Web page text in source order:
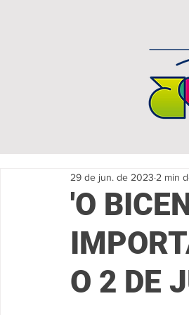
'O
O 2 DE
29 de jun. de 2023 2 min